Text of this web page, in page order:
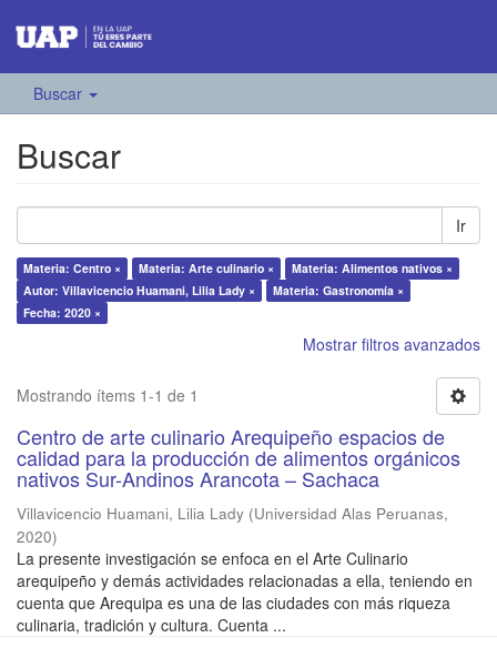
Buscar
Buscar
Ir
Materia: Centro × Materia: Arte culinario ×
Materia: Alimentos nativos ×
Autor: Villavicencio Huamani, Lilia Lady ×
Materia: Gastronomía ×
Fecha: 2020 ×
Mostrar filtros avanzados
Mostrando ítems 1-1 de 1
Centro de arte culinario Arequipeño espacios de
calidad para la producción de alimentos orgánicos
nativos Sur-Andinos Arancota – Sachaca
Villavicencio Huamani, Lilia Lady (Universidad Alas Peruanas,
2020)
La presente investigación se enfoca en el Arte Culinario
arequipeño y demás actividades relacionadas a ella, teniendo en
cuenta que Arequipa es una de las ciudades con más riqueza
culinaria, tradición y cultura. Cuenta ...